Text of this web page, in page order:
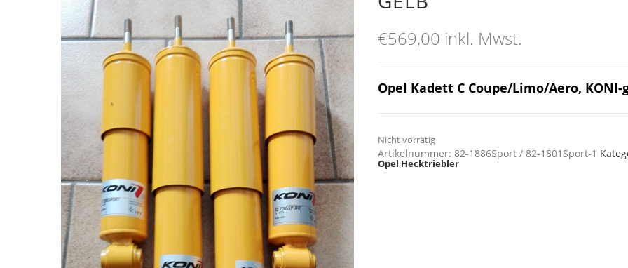
€569,00 inkl. Mwst.
Opel Kadett C Coupe/Limo/Aero, KONI-
Nicht vorrätig
Artikelnummer:82-1886Sport / 82-1801Sport-1
Opel Hecktriebler